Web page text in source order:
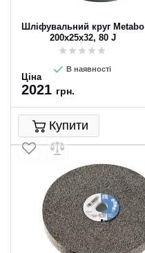
Шліфувальний круг Metabo
200х25х32, 80 J
В наявності
Ціна
2021 грн.
Купити